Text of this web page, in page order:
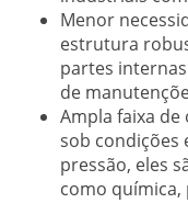
Menor
estrutura
partes
de
Ampla faixa de
sob condições
pressão, eles
como